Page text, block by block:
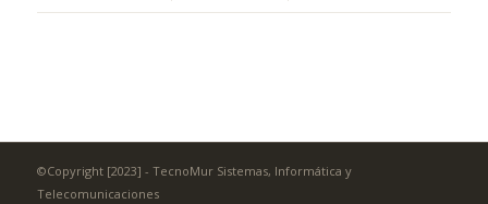
©Copyright [2023] - TecnoMur Sistemas, Informática y
Telecomunicaciones